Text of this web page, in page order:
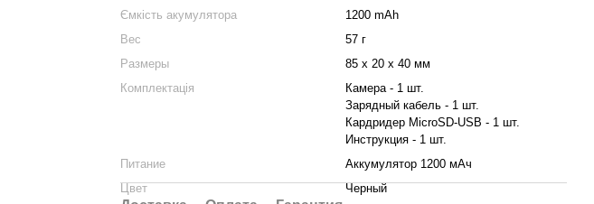
Ємкість акумулятора
1200 mAh
Вес
57 г
Размеры
85 х 20 х 40 мм
Комплектація
Камера - 1 шт.
Зарядный кабель - 1 шт.
Кардридер MicroSD-USB - 1 шт.
Инструкция - 1 шт.
Питание
Аккумулятор 1200 мАч
Цвет
Черный